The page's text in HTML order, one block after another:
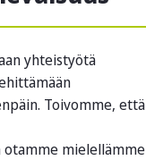
yhteistyötä
Toivomme, että
mielellämme